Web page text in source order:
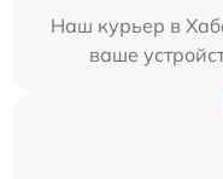
Наш курьер в
ваше